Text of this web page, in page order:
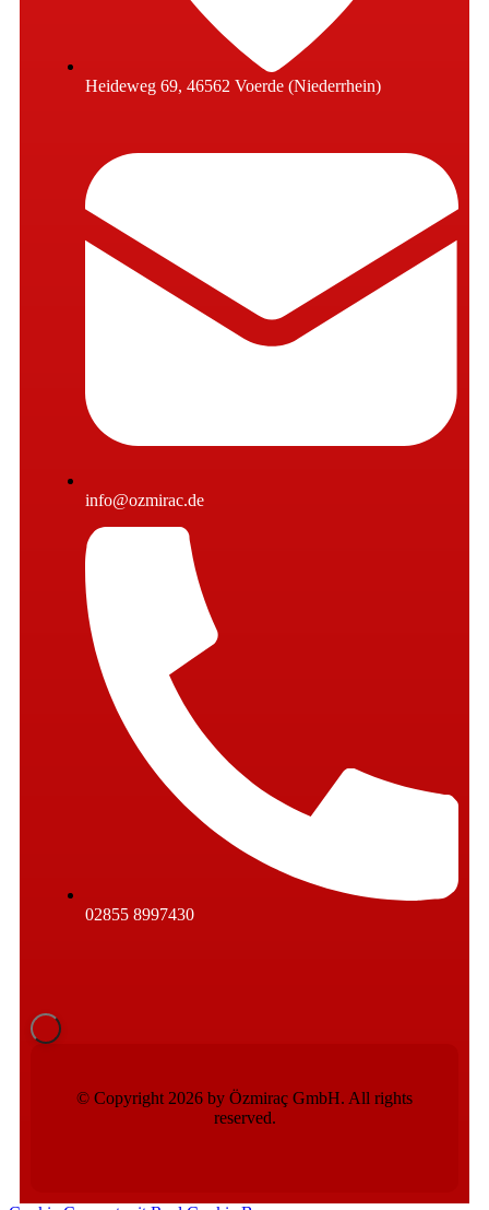
Heideweg 69, 46562 Voerde (Niederrhein)
info@ozmirac.de
02855 8997430
© Copyright 2026 by Özmiraç GmbH. All rights
reserved.